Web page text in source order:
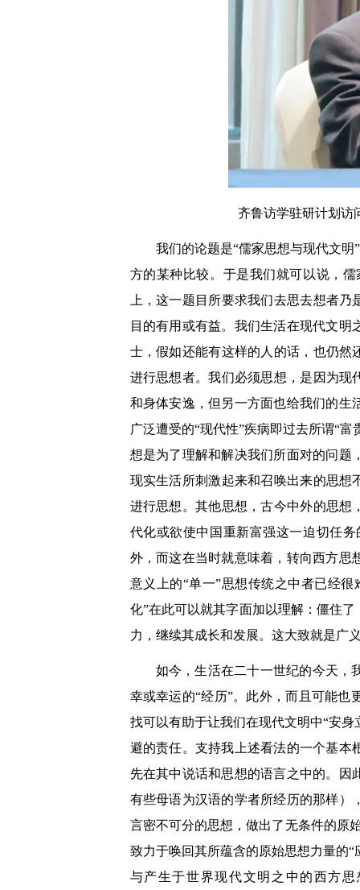
齐鲁访学驻研计划访
我们的论题是“儒家思想与现代文
方的某种比较。于是我们就可以说，
上，这一题目所要求我们去思去想者
目的有用或有益。我们生活在现代文
士，假如还能有这样的人的话，也仍然
进行思想者。我们必须思想，是因为现
和身体安逸，但另一方面也给我们的生
广泛遭受的“现代性”疾病即过去所谓“
想是为了理解和解决我们所面对的问题
现实生活所刺激起来和召唤出来的思想
进行思想。其他思想，古今中外的思想
代化或欲使中国重新富强这一迫切任
外，而这在当时就意味着，转向西方思
意义上的“单一”思想传统之中者已经
化”在此可以就其字面加以理解：僵住
力，继续其成长和发展。这大致就是广
如今，生活在二十一世纪的今天，
幸或幸运的“经历”。此外，而且可能
找可以有助于让我们在现代文明中“安
避的责任。支持我上述看法的一个基本
先在其中说话和思想的语言之中的。
有些母语为汉语的学者所经历的那样）
言密不可分的思想，做出了无条件的原
致力于唤回其所蕴含的原始思想力量的
与产生于世界现代文明之中的西方